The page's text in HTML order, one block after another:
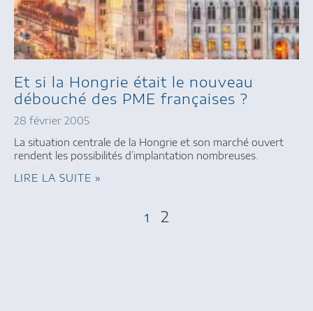
Et si la Hongrie était le nouveau
débouché des PME françaises ?
28 février 2005
La situation centrale de la Hongrie et son marché ouvert
rendent les possibilités d’implantation nombreuses.
LIRE LA SUITE »
1 2